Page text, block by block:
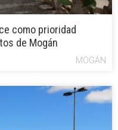
como prioridad
de Mogán
MOGÁN